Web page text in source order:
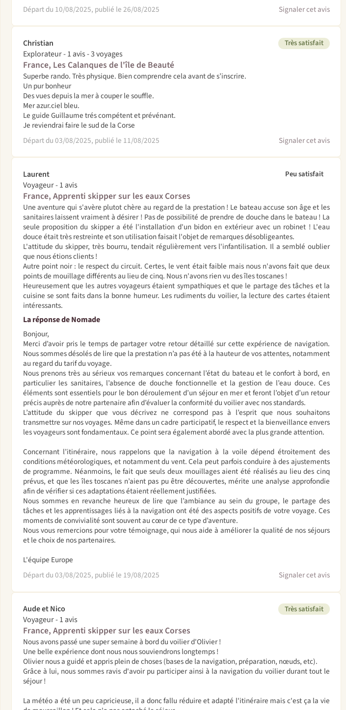
Départ du 10/08/2025, publié le 26/08/2025
Signaler cet avis
Très satisfait
Christian
Explorateur - 1 avis - 3 voyages
France, Les Calanques de l'île de Beauté
Superbe rando. Très physique. Bien comprendre cela avant de s’inscrire.
Un pur bonheur
Des vues depuis la mer à couper le souffle.
Mer azur.ciel bleu.
Le guide Guillaume trés compétent et prévénant.
Je reviendrai faire le sud de la Corse
Départ du 03/08/2025, publié le 11/08/2025
Signaler cet avis
Peu satisfait
Laurent
Voyageur - 1 avis
France, Apprenti skipper sur les eaux Corses
Une aventure qui s'avère plutot chère au regard de la prestation ! Le bateau accuse son âge et les
sanitaires laissent vraiment à désirer ! Pas de possibilité de prendre de douche dans le bateau ! La
seule proposition du skipper a été l'installation d'un bidon en extérieur avec un robinet ! L'eau
douce était très restreinte et son utilisation faisait l'objet de remarques désobligeantes.
L'attitude du skipper, très bourru, tendait régulièrement vers l'infantilisation. Il a semblé oublier
que nous étions clients !
Autre point noir : le respect du circuit. Certes, le vent était faible mais nous n'avons fait que deux
points de mouillage différents au lieu de cinq. Nous n'avons rien vu des îles toscanes !
Heureusement que les autres voyageurs étaient sympathiques et que le partage des tâches et la
cuisine se sont faits dans la bonne humeur. Les rudiments du voilier, la lecture des cartes étaient
intéressants.
La réponse de Nomade
Bonjour,
Merci d’avoir pris le temps de partager votre retour détaillé sur cette expérience de navigation.
Nous sommes désolés de lire que la prestation n’a pas été à la hauteur de vos attentes, notamment
au regard du tarif du voyage.
Nous prenons très au sérieux vos remarques concernant l’état du bateau et le confort à bord, en
particulier les sanitaires, l’absence de douche fonctionnelle et la gestion de l’eau douce. Ces
éléments sont essentiels pour le bon déroulement d’un séjour en mer et feront l’objet d’un retour
précis auprès de notre partenaire afin d’évaluer la conformité du voilier avec nos standards.
L’attitude du skipper que vous décrivez ne correspond pas à l’esprit que nous souhaitons
transmettre sur nos voyages. Même dans un cadre participatif, le respect et la bienveillance envers
les voyageurs sont fondamentaux. Ce point sera également abordé avec la plus grande attention.
Concernant l’itinéraire, nous rappelons que la navigation à la voile dépend étroitement des
conditions météorologiques, et notamment du vent. Cela peut parfois conduire à des ajustements
de programme. Néanmoins, le fait que seuls deux mouillages aient été réalisés au lieu des cinq
prévus, et que les îles toscanes n’aient pas pu être découvertes, mérite une analyse approfondie
afin de vérifier si ces adaptations étaient réellement justifiées.
Nous sommes en revanche heureux de lire que l’ambiance au sein du groupe, le partage des
tâches et les apprentissages liés à la navigation ont été des aspects positifs de votre voyage. Ces
moments de convivialité sont souvent au cœur de ce type d’aventure.
Nous vous remercions pour votre témoignage, qui nous aide à améliorer la qualité de nos séjours
et le choix de nos partenaires.
L'équipe Europe
Départ du 03/08/2025, publié le 19/08/2025
Signaler cet avis
Très satisfait
Aude et Nico
Voyageur - 1 avis
France, Apprenti skipper sur les eaux Corses
Nous avons passé une super semaine à bord du voilier d'Olivier !
Une belle expérience dont nous nous souviendrons longtemps !
Olivier nous a guidé et appris plein de choses (bases de la navigation, préparation, nœuds, etc).
Grâce à lui, nous sommes ravis d'avoir pu participer ainsi à la navigation du voilier durant tout le
séjour !
La météo a été un peu capricieuse, il a donc fallu réduire et adapté l'itinéraire mais c'est ça la vie